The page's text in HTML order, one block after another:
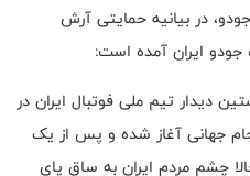
در بیانیه حمایتی آرش
جودو ایران آمده است:
دیدار تیم ملی فوتبال ایران در
جهانی آغاز شده و پس از یک
چشم مردم ایران به ساق پای